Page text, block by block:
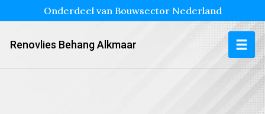
Onderdeel van Bouwsector Nederland
Renovlies Behang Alkmaar